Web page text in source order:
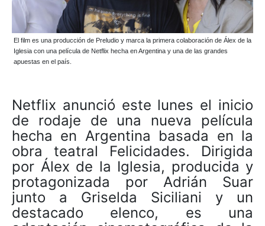
El film es una producción de Preludio y marca la primera colaboración de Álex de la
Iglesia con una película de Netflix hecha en Argentina y una de las grandes
apuestas en el país.
Netflix anunció este lunes el inicio
de rodaje de una nueva película
hecha en Argentina basada en la
obra teatral Felicidades. Dirigida
por Álex de la Iglesia, producida y
protagonizada por Adrián Suar
junto a Griselda Siciliani y un
destacado elenco, es una